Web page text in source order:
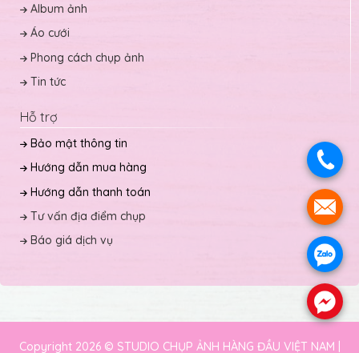
Album ảnh
Áo cưới
Phong cách chụp ảnh
Tin tức
Hỗ trợ
Bảo mật thông tin
Hướng dẫn mua hàng
Hướng dẫn thanh toán
Tư vấn địa điểm chụp
Báo giá dịch vụ
Copyright 2026 © STUDIO CHỤP ẢNH HÀNG ĐẦU VIỆT NAM |
.
.
.
.